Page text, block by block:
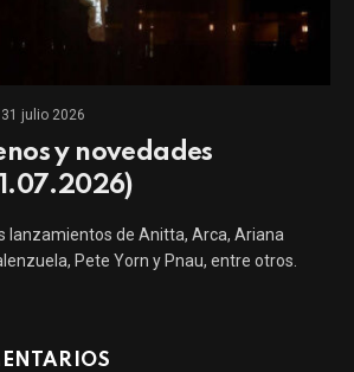
31 julio 2026
y novedades
lanzamientos de Anitta, Arca, Ariana
Pete Yorn y Pnau, entre otros.